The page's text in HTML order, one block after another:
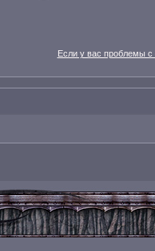
Если у вас проблемы с